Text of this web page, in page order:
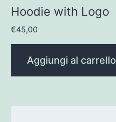
Hoodie with Logo
€45,00
Aggiungi al carrello